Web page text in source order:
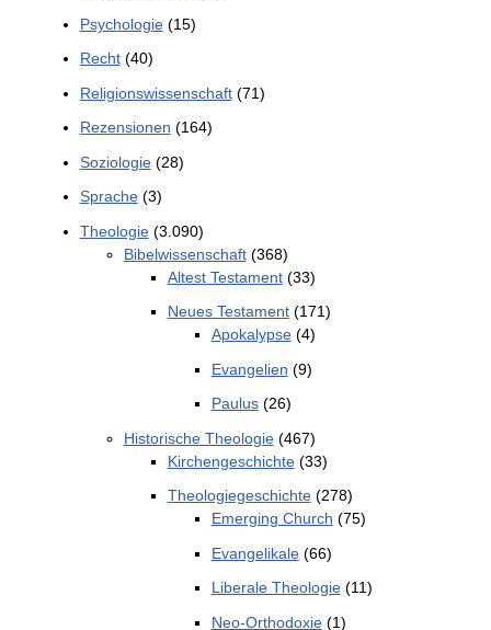
Psychologie(15)
Recht(40)
Religionswissenschaft(71)
Rezensionen (164)
Soziologie(28)
Sprache(3)
Theologie(3.090)
Bibelwissenschaft(368)
Altest Testament(33)
Neues Testament(171)
Apokalypse(4)
Evangelien (9)
Paulus(26)
Historische Theologie(467)
Kirchengeschichte(33)
Theologiegeschichte(278)
Emerging Church (75)
Evangelikale(66)
Liberale Theologie(11)
Neo-Orthodoxie(1)